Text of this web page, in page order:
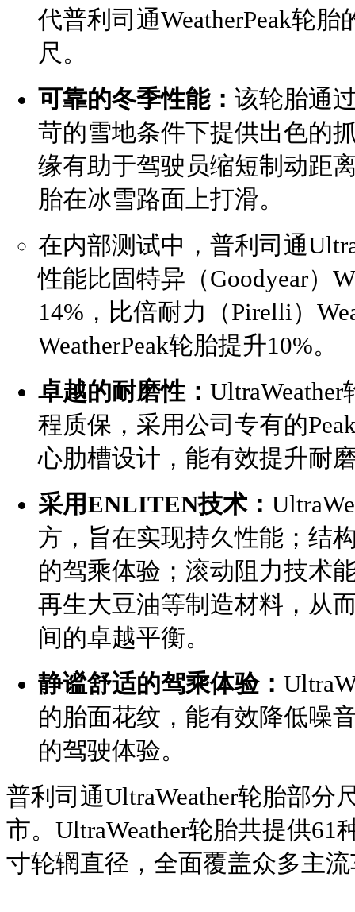
代普利司通WeatherPeak轮
尺。
可靠的冬季性能： 该轮胎通
苛的雪地条件下提供出色的
缘有助于驾驶员缩短制动距
胎在冰雪路面上打滑。
在内部测试中，普利司通
性能比固特异（Goodyear）
14%，比倍耐力（Pirelli）
WeatherPeak轮胎提升10%。
卓越的耐磨性：
程质保，采用公司专有的
心肋槽设计，能有效提升耐
采用ENLITEN技术：
方，旨在实现持久性能；结
的驾乘体验；滚动阻力技术
再生大豆油等制造材料，从
间的卓越平衡。
静谧舒适的驾乘体验：
的胎面花纹，能有效降低噪
的驾驶体验。
普利司通UltraWeather轮胎部分
市。UltraWeather轮胎共提供61
寸轮辋直径，全面覆盖众多主